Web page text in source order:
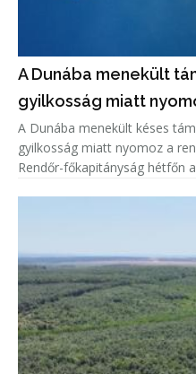
A Dunába menekült
gyilkosság miatt
A Dunába menekült késes
gyilkosság miatt nyomoz a
Rendőr-főkapitányság hétfőn